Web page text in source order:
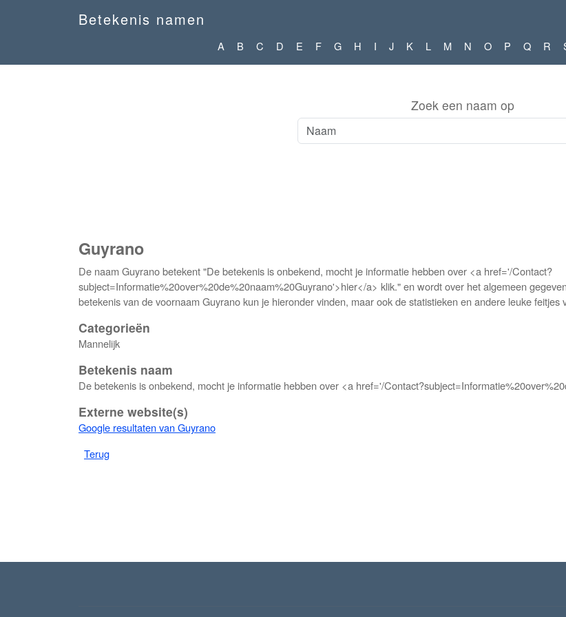
Betekenis namen
A B C D E F G H I J K L M N O P Q R
Zoek een naam op
Guyrano
De naam Guyrano betekent "De betekenis is onbekend, mocht je informatie hebben over <a href='/Contact?
subject=Informatie%20over%20de%20naam%20Guyrano'>hier</a> klik." en wordt over het algemeen
betekenis van de voornaam Guyrano kun je hieronder vinden, maar ook de statistieken en andere leuke feitjes
Categorieën
Mannelijk
Betekenis naam
De betekenis is onbekend, mocht je informatie hebben over <a href='/
Externe website(s)
Google resultaten van Guyrano
Terug